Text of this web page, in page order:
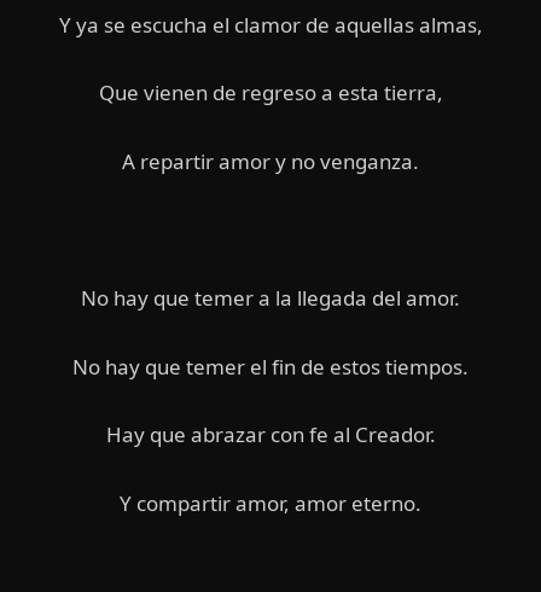
Y ya se escucha el clamor de aquellas almas,
Que vienen de regreso a esta tierra,
A repartir amor y no venganza.
No hay que temer a la llegada del amor.
No hay que temer el fin de estos tiempos.
Hay que abrazar con fe al Creador.
Y compartir amor, amor eterno.